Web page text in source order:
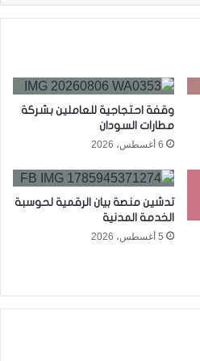
وقفة احتجاجية للعاملين بشركة
مطارات السودان
6 أغسطس، 2026
تدشين منصة بيان الرقمية لحوسبة
الخدمة المدنية
5 أغسطس، 2026